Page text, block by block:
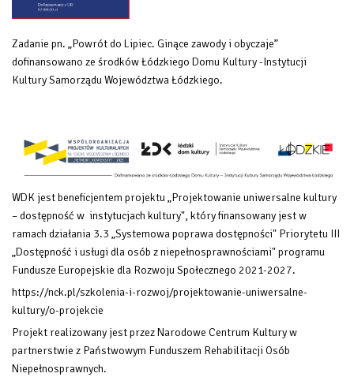
Zadanie pn. „Powrót do Lipiec. Ginące zawody i obyczaje”
dofinansowano ze środków Łódzkiego Domu Kultury -Instytucji
Kultury Samorządu Województwa Łódzkiego.
WDK jest beneficjentem projektu „Projektowanie uniwersalne kultury
– dostępność w instytucjach kultury", który finansowany jest w
ramach działania 3.3 „Systemowa poprawa dostępności" Priorytetu III
„Dostępność i usługi dla osób z niepełnosprawnościami" programu
Fundusze Europejskie dla Rozwoju Społecznego 2021-2027.
https://nck.pl/szkolenia-i-rozwoj/projektowanie-uniwersalne-
kultury/o-projekcie
Projekt realizowany jest przez Narodowe Centrum Kultury w
partnerstwie z Państwowym Funduszem Rehabilitacji Osób
Niepełnosprawnych.